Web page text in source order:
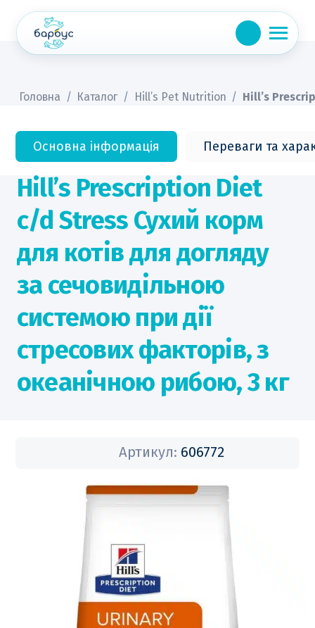
content
Головна / Каталог / Hill’s Pet Nutrition / Hill’s
Основна інформація Переваги та
Hill’s Prescription Diet
c/d Stress Сухий корм
для котів для догляду
за сечовидільною
системою при дії
стресових факторів, з
океанічною рибою, 3 кг
Артикул: 606772